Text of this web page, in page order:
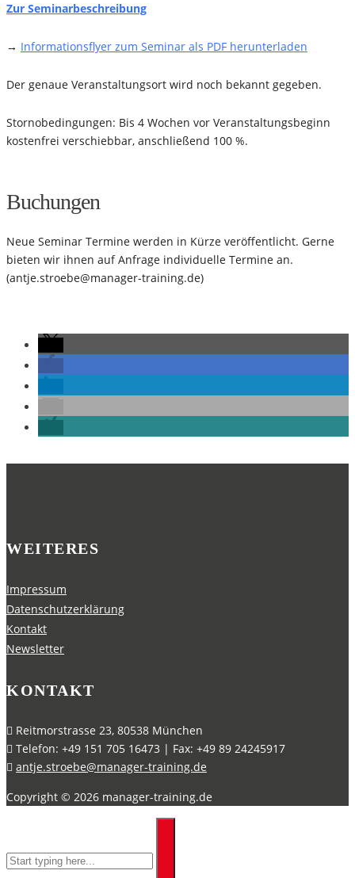
Zur Seminarbeschreibung
→ Informationsflyer zum Seminar als PDF herunterladen
Der genaue Veranstaltungsort wird noch bekannt gegeben.
Stornobedingungen: Bis 4 Wochen vor Veranstaltungsbeginn
kostenfrei verschiebbar, anschließend 100 %.
Buchungen
Neue Seminar Termine werden in Kürze veröffentlicht. Gerne
bieten wir ihnen auf Anfrage individuelle Termine an.
(antje.stroebe@manager-training.de)
WEITERES
Impressum
Datenschutzerklärung
Kontakt
Newsletter
KONTAKT
Reitmorstrasse 23, 80538 München
Telefon: +49 151 705 16473 | Fax: +49 89 24245917
antje.stroebe@manager-training.de
Copyright © 2026 manager-training.de